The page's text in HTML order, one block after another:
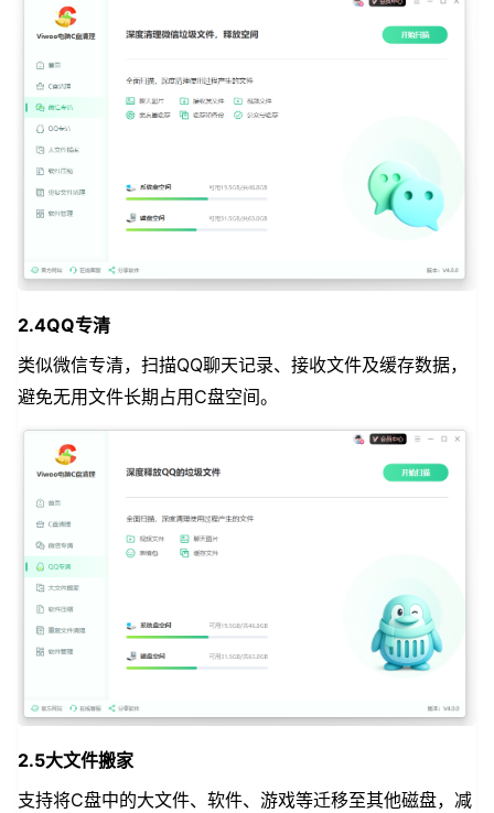
2.4QQ专清
类似微信专清，扫描QQ聊天记录、接收文件及缓存数据，
避免无用文件长期占用C盘空间。
2.5大文件搬家
支持将C盘中的大文件、软件、游戏等迁移至其他磁盘，减